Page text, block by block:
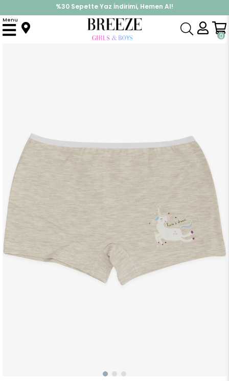
%30 Sepette Yaz İndirimi, Hemen Al!
İndirimlere ek %10 İndirimi Kap, Hemen Üye Ol!
0
Menu
Anasayfa Pijama & İç Giyim KIZ İç Giyim Kız Çocuk Boxer Kalpli Unicorn Baskılı Bej Melanj (7 Yaş)